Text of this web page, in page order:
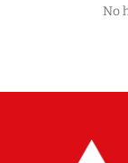
No